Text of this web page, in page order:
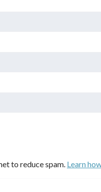
to reduce spam. Learn